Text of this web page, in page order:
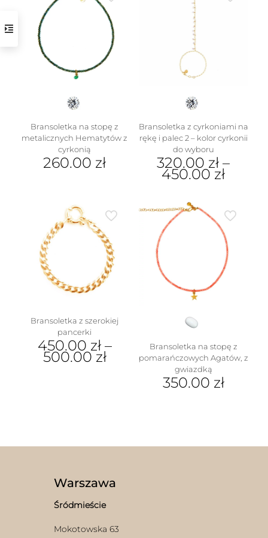
Bransoletka na stopę z
metalicznych Hematytów z
cyrkonią
260.00 zł
Bransoletka z cyrkoniami na
rękę i palec 2 – kolor cyrkonii
do wyboru
320.00 zł –
450.00 zł
ma
wiele
wariantów.
stronie
produktu
Bransoletka z szerokiej
pancerki
450.00 zł–
500.00 zł
produktu
Bransoletka na stopę z
pomarańczowych Agatów, z
gwiazdką
350.00 zł
Warszawa
Śródmieście
Mokotowska 63